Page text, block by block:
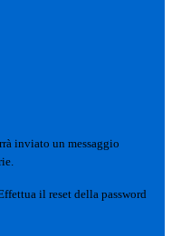
inviato un messaggio
il reset della password